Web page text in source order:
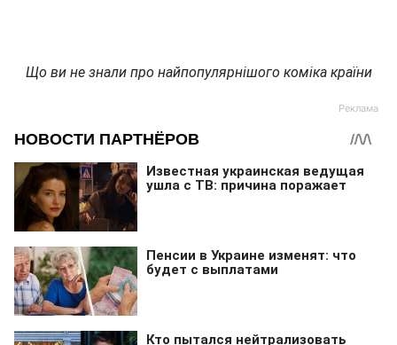
Що ви не знали про найпопулярнішого коміка країни